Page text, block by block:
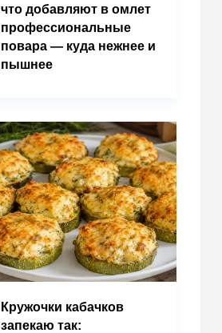
что добавляют в омлет
профессиональные
повара — куда нежнее и
пышнее
Кружочки кабачков
запекаю так: